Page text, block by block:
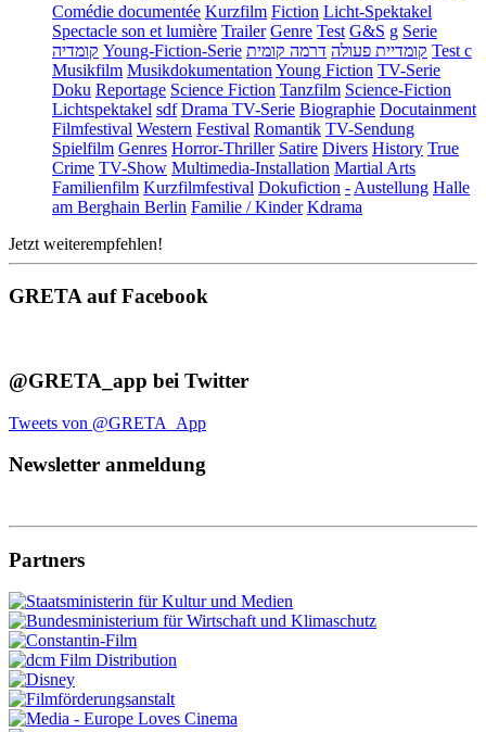
Comédie documentée Kurzfilm Fiction Licht-Spektakel
Spectacle son et lumière Trailer Genre Test G&S g Serie
קומדיה Young-Fiction-Serie קומדיית פעולה דרמה קומית
Test c
Musikfilm Musikdokumentation Young Fiction TV-Serie
Doku Reportage Science Fiction Tanzfilm Science-Fiction
Lichtspektakel sdf Drama TV-Serie Biographie Docutainment
Filmfestival Western Festival Romantik TV-Sendung
Spielfilm Genres Horror-Thriller Satire Divers History True
Crime TV-Show Multimedia-Installation Martial Arts
Familienfilm Kurzfilmfestival Dokufiction - Austellung Halle
am Berghain Berlin Familie / Kinder Kdrama
Jetzt weiterempfehlen!
GRETA auf Facebook
@GRETA_app bei Twitter
Tweets von @GRETA_App
Newsletter anmeldung
Partners